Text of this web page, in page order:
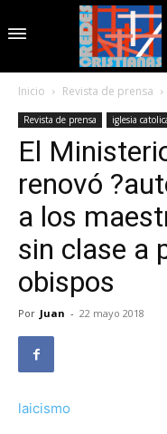
Inicio Revista de prensa
Revista de prensa iglesia
El
renovó
a los
sin clase a
obispos
Por Juan - 22 mayo 2018
laicismo